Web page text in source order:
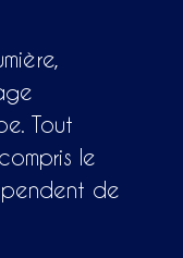
Tout
le
de